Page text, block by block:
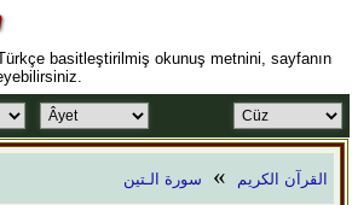
basitleştirilmiş okunuş metnini, sayfanın
القرآن الكريم » سورة الـتين